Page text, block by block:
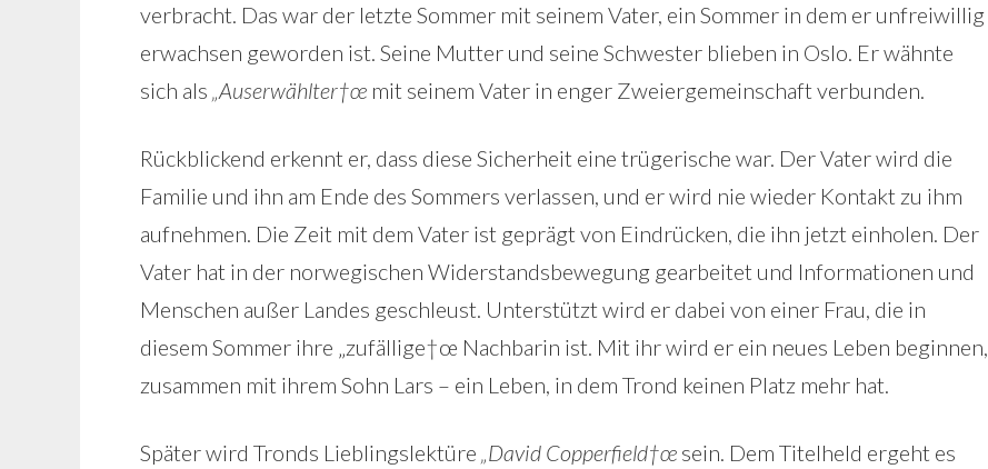
verbracht. Das war der letzte Sommer mit seinem Vater, ein Sommer in dem er unfreiwillig
erwachsen geworden ist. Seine Mutter und seine Schwester blieben in Oslo. Er wähnte
sich als „Auserwählter†œ mit seinem Vater in enger Zweiergemeinschaft verbunden.
Rückblickend erkennt er, dass diese Sicherheit eine trügerische war. Der Vater wird die
Familie und ihn am Ende des Sommers verlassen, und er wird nie wieder Kontakt zu ihm
aufnehmen. Die Zeit mit dem Vater ist geprägt von Eindrücken, die ihn jetzt einholen. Der
Vater hat in der norwegischen Widerstandsbewegung gearbeitet und Informationen und
Menschen außer Landes geschleust. Unterstützt wird er dabei von einer Frau, die in
diesem Sommer ihre „zufällige†œ Nachbarin ist. Mit ihr wird er ein neues Leben beginnen,
zusammen mit ihrem Sohn Lars – ein Leben, in dem Trond keinen Platz mehr hat.
Später wird Tronds Lieblingslektüre „David Copperfield†œ sein. Dem Titelheld ergeht es